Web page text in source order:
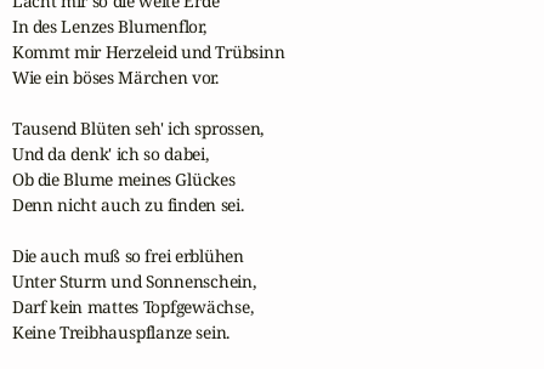
In des Lenzes Blumenflor,
Kommt mir Herzeleid und Trübsinn
Wie ein böses Märchen vor.
Tausend Blüten seh' ich sprossen,
Und da denk' ich so dabei,
Ob die Blume meines Glückes
Denn nicht auch zu finden sei.
Die auch muß so frei erblühen
Unter Sturm und Sonnenschein,
Darf kein mattes Topfgewächse,
Keine Treibhauspflanze sein.